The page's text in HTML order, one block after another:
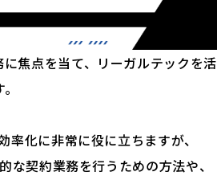
焦点を当て、リーガルテックを活
化に非常に役に立ちますが、
契約業務を行うための方法や、